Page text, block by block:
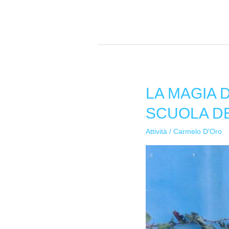
LA MAGIA
SCUOLA
Attività /Carmelo D'Oro
LA
DELL’AUTUNNO:
LA
NELLA